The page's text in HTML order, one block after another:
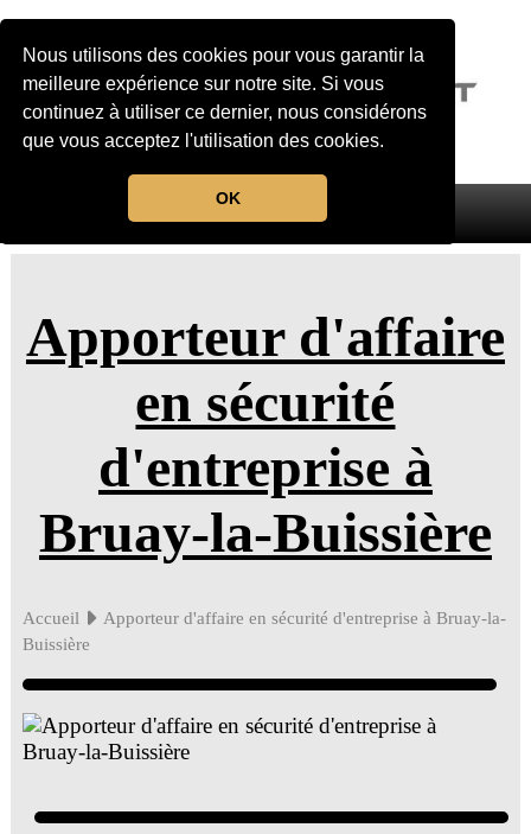
Nous utilisons des cookies pour vous garantir la
meilleure expérience sur notre site. Si vous
continuez à utiliser ce dernier, nous considérons
que vous acceptez l'utilisation des cookies.
OK
Apporteur d'affaire
en sécurité
d'entreprise à
Bruay-la-Buissière
Accueil
Apporteur d'affaire en sécurité d'entreprise à Bruay-la-
Buissière